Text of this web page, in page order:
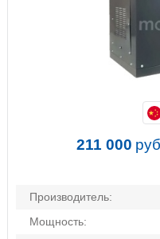
Производитель:
Мощность:
211 000